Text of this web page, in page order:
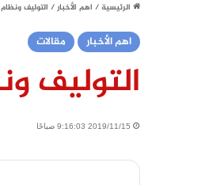
الرئيسية/ اهم الأخبار/ التوليف
اهم الأخبار مقالات
التوليف
2019/11/15 9:16:03 صباحًا